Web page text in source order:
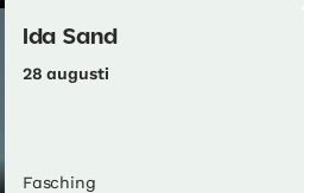
Ida Sand
28 augusti
Fasching